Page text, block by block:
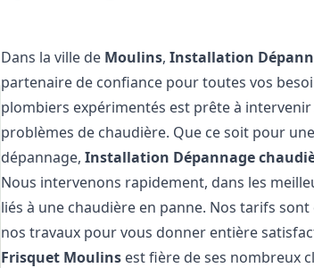
Dans la ville de Moulins,Installation
partenaire de confiance pour toutes vos
plombiers expérimentés est prête à
problèmes de chaudière. Que ce soit pour
dépannage,Installation Dépannage
Nous intervenons rapidement, dans les
liés à une chaudière en panne. Nos tarifs
nos travaux pour vous donner entière
Frisquet Moulins est fière de ses nombreux